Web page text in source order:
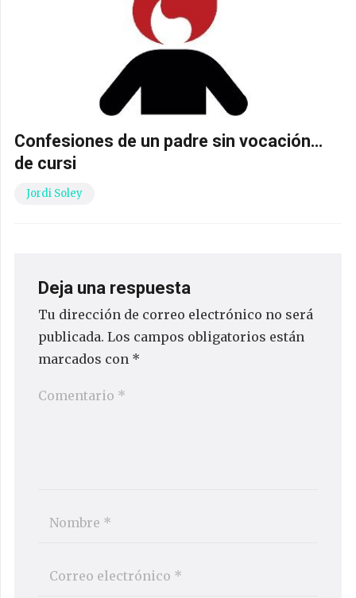
Confesiones de un padre sin vocación…
de cursi
Jordi Soley
Deja una respuesta
Tu dirección de correo electrónico no será
publicada. Los campos obligatorios están
marcados con *